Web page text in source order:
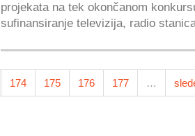
projekata na tek okončanom
sufinansiranje televizija, radio
174 175 176 177 …